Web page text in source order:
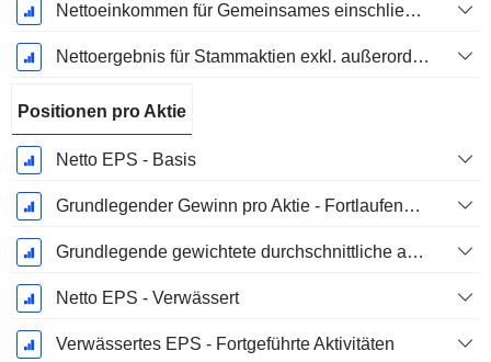
Nettoeinkommen für Gemeinsames einschließlich außerordentlicher Posten
Nettoergebnis für Stammaktien exkl. außerordentliche Posten
Positionen pro Aktie
Netto EPS - Basis
Grundlegender Gewinn pro Aktie - Fortlaufende Geschäftstätigkeit
Grundlegende gewichtete durchschnittliche ausstehende Aktien
Netto EPS - Verwässert
Verwässertes EPS - Fortgeführte Aktivitäten